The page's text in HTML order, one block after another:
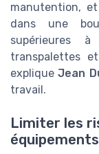
manutention,
dans une
supérieures
transpalettes
expliqueJean
travail.
Limiter les
équipements